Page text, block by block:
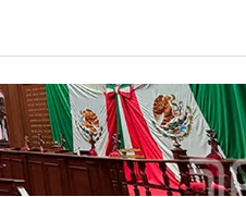
RECONSTRUCCIÓN DEL